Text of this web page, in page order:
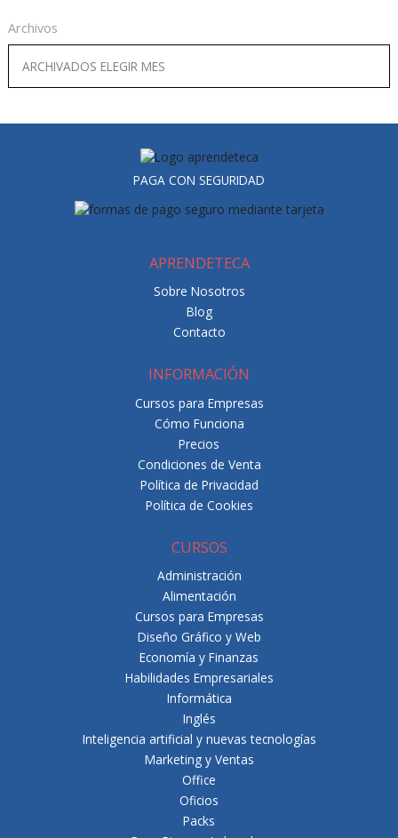
Archivos
PAGA CON SEGURIDAD
APRENDETECA
Sobre Nosotros
Blog
Contacto
INFORMACIÓN
Cursos para Empresas
Cómo Funciona
Precios
Condiciones de Venta
Política de Privacidad
Política de Cookies
CURSOS
Administración
Alimentación
Cursos para Empresas
Diseño Gráfico y Web
Economía y Finanzas
Habilidades Empresariales
Informática
Inglés
Inteligencia artificial y nuevas tecnologías
Marketing y Ventas
Office
Oficios
Packs